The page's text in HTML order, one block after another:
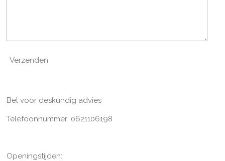
Verzenden
Bel voor deskundig advies
Telefoonnummer: 0621106198
Openingstijden: